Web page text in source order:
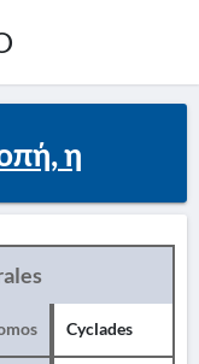
η
Cyclades